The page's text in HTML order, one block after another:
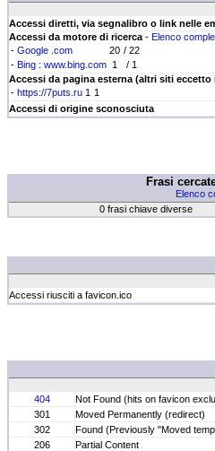
Accessi diretti, via segnalibro o link nelle
Accessi da motore di ricerca - Elenco
- Google .com 20 / 22
- Bing : www.bing.com 1
/ 1
Accessi da pagina esterna (altri siti eccetto
- https://7puts.ru 1 1
Accessi di origine sconosciuta
Frasi
Elenco
0 frasi chiave diverse
Accessi riusciti a favicon.ico
404
Not Found (hits on favicon
301
Moved Permanently (redirect)
302
Found (Previously "Moved
206
Partial Content